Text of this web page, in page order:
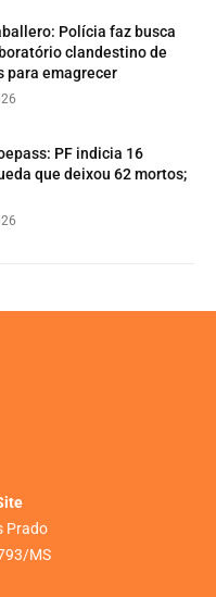
Polícia faz busca
clandestino de
para emagrecer
PF indicia 16
que deixou 62 mortos;
Prado
MS